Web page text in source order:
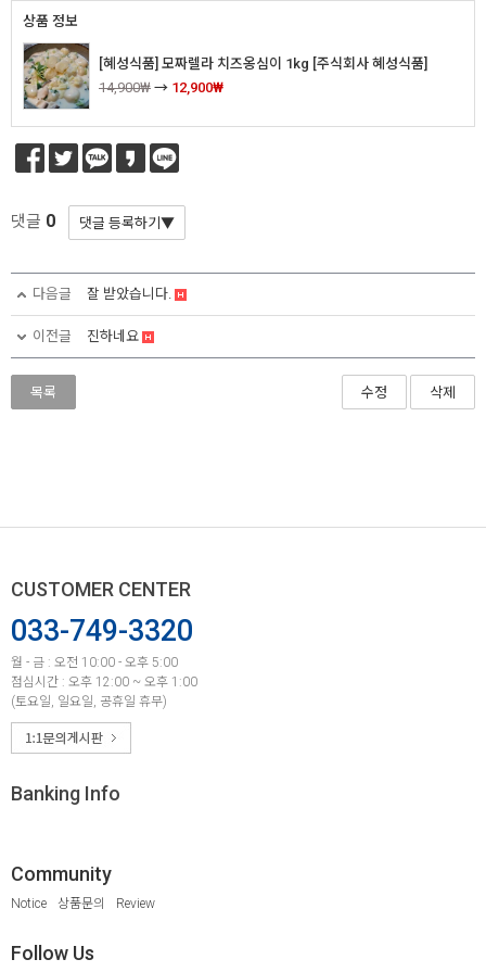
상품 정보
[혜성식품] 모짜렐라 치즈옹심이 1kg [주식회사 혜성식품]
14,900₩ → 12,900₩
댓글 0
다음글 잘 받았습니다.
이전글 진하네요
목록 수정 삭제
CUSTOMER CENTER
033-749-3320
월 - 금 : 오전 10:00 - 오후 5:00
점심시간 : 오후 12:00 ~ 오후 1:00
(토요일, 일요일, 공휴일 휴무)
Banking Info
Community
Notice 상품문의 Review
Follow Us